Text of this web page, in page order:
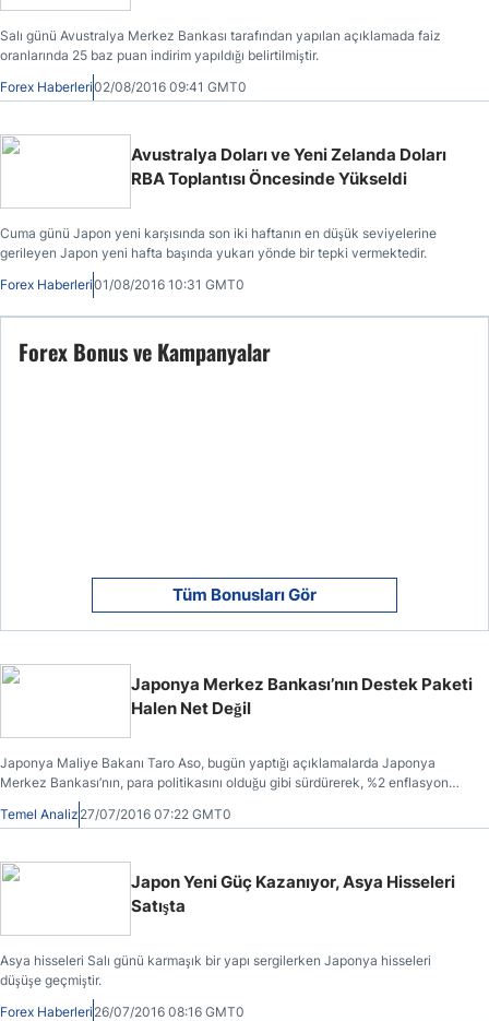
Salı günü Avustralya Merkez Bankası tarafından yapılan açıklamada faiz
oranlarında 25 baz puan indirim yapıldığı belirtilmiştir.
Forex Haberleri02/08/2016 09:41 GMT0
Avustralya Doları ve Yeni Zelanda Doları
RBA Toplantısı Öncesinde Yükseldi
Cuma günü Japon yeni karşısında son iki haftanın en düşük seviyelerine
gerileyen Japon yeni hafta başında yukarı yönde bir tepki vermektedir.
Forex Haberleri01/08/2016 10:31 GMT0
Forex Bonus ve Kampanyalar
Tüm Bonusları Gör
Japonya Merkez Bankası’nın Destek Paketi
Halen Net Değil
Japonya Maliye Bakanı Taro Aso, bugün yaptığı açıklamalarda Japonya
Merkez Bankası’nın, para politikasını olduğu gibi sürdürerek, %2 enflasyon
hedefine erişme yönündeki çabasını koruyacağını ümit ettiğini belirtmiştir.
Temel Analiz 27/07/2016 07:22 GMT0
Japon Yeni Güç Kazanıyor, Asya Hisseleri
Satışta
Asya hisseleri Salı günü karmaşık bir yapı sergilerken Japonya hisseleri
düşüşe geçmiştir.
Forex Haberleri 26/07/2016 08:16 GMT0